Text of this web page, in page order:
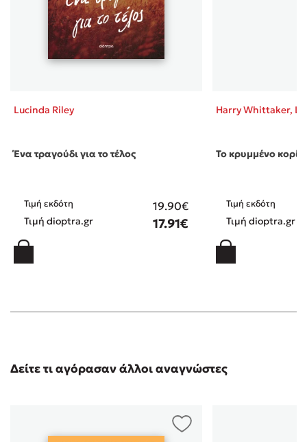
Lucinda Riley
Ένα τραγούδι για το τέλος
Τιμή εκδότη 19.90€
Τιμή dioptra.gr 17.91€
Harry Whittaker,
Το κρυμμένο
Τιμή εκδότη
Τιμή dioptra.gr
Δείτε τι αγόρασαν άλλοι αναγνώστες